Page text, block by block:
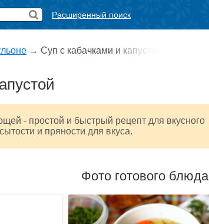
Расширенный поиск
→ Суп с кабачками и капустой
- простой и быстрый рецепт для вкусного
и пряности для вкуса.
Фото готового блюда